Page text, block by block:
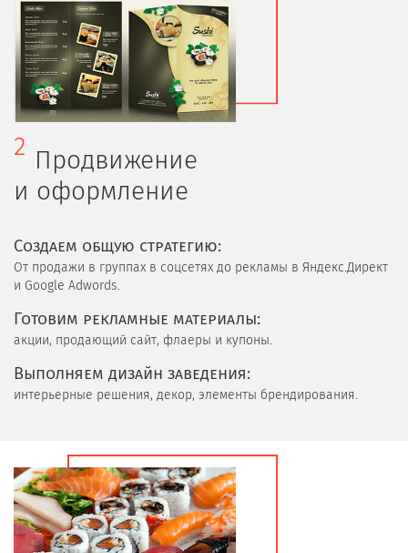
2 Продвижение
и оформление
Cоздаем общую стратегию:
От продажи в группах в соцсетях до рекламы в Яндекс.Директ
и Google Adwords.
Готовим рекламные материалы:
акции, продающий сайт, флаеры и купоны.
Выполняем дизайн заведения:
интерьерные решения, декор, элементы брендирования.